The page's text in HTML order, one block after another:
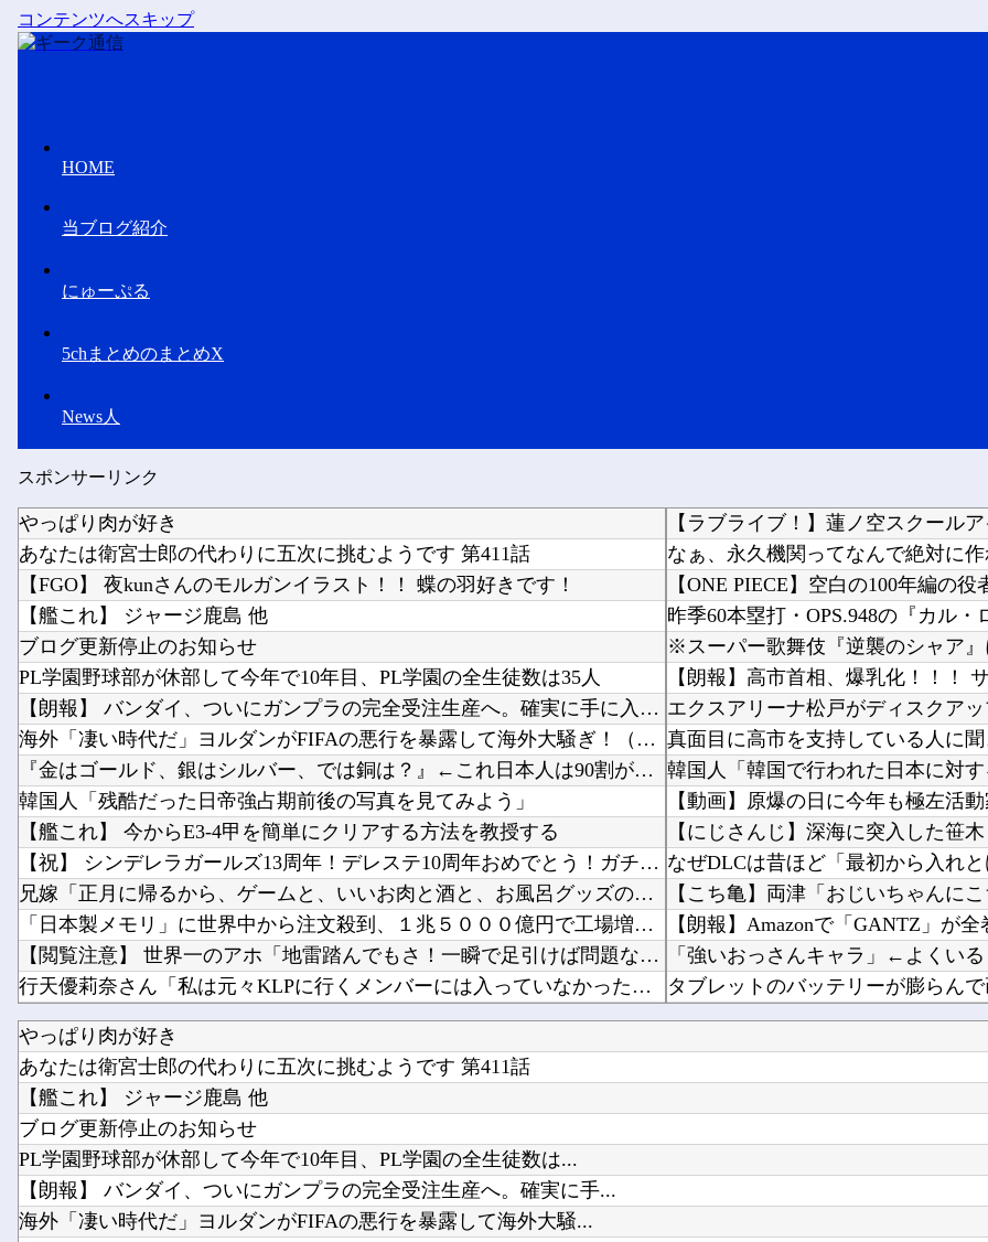
コンテンツへスキップ
HOME
当ブログ紹介
にゅーぷる
5chまとめのまとめX
News人
スポンサーリンク
やっぱり肉が好き
あなたは衛宮士郎の代わりに五次に挑むようです 第411話
【FGO】 夜kunさんのモルガンイラスト！！ 蝶の羽好きです！
【艦これ】 ジャージ鹿島 他
ブログ更新停止のお知らせ
PL学園野球部が休部して今年で10年目、PL学園の全生徒数は35人
【朗報】 バンダイ、ついにガンプラの完全受注生産へ。確実に手に入るなら一年でも待てる？
海外「凄い時代だ」ヨルダンがFIFAの悪行を暴露して海外大騒ぎ！（海外の反応）
『金はゴールド、銀はシルバー、では銅は？』←これ日本人は90割が間違うらしいｗｗｗｗｗ
韓国人「残酷だった日帝強占期前後の写真を見てみよう」
【艦これ】 今からE3-4甲を簡単にクリアする方法を教授する
【祝】 シンデレラガールズ13周年！デレステ10周年おめでとう！ガチャ更新SSR八神マキノ...
兄嫁「正月に帰るから、ゲームと、いいお肉と酒と、お風呂グッズの準備しとけよ」寝起きの私「知...
「日本製メモリ」に世界中から注文殺到、１兆５０００億円で工場増築へ
【閲覧注意】 世界一のアホ「地雷踏んでもさ！一瞬で足引けば問題なくね？ｗ」⇒ 実践した結果
行天優莉奈さん「私は元々KLPに行くメンバーには入っていなかった。事務所がAKBに掛け合っ...
にじさんじ「緑仙」大炎上！上から目線で圧が強い返信「もうすでに歌ってる」埋もれてる曲を救い...
【中国】 高さ288メートルのエレベーターで学校に通う雲南省の山地の子供たち 通学時間 3...
玉川徹、生出演の自民党議員に「全面的に大賛成、おっしゃる通り」 消費減税への主張めぐり
Powered by livedoor 相互RSS
なぁ、永久機関ってなんで絶対に
【ONE PIECE】空白の100年編の
※スーパー歌舞伎『逆襲のシャア
【朗報】高市首相、爆乳化！！！
真面目に高市を支持している人に
【にじさんじ】深海に突入した笹
なぜDLCは昔ほど「最初から入れ
【朗報】Amazonで「GANTZ」が全
タブレットのバッテリーが膨らん
任天堂が「gamescom 2026」のラ
吉田綾乃クリスティーさん、号泣…
【画像】BLEACH最新話の井上織
【ウマ娘】シービーとシャニマス
やっぱり肉が好き
あなたは衛宮士郎の代わりに五次に挑むようです 第411話
【艦これ】 ジャージ鹿島 他
ブログ更新停止のお知らせ
PL学園野球部が休部して今年で10年目、PL学園の全生徒数は...
【朗報】 バンダイ、ついにガンプラの完全受注生産へ。確実に手...
海外「凄い時代だ」ヨルダンがFIFAの悪行を暴露して海外大騒...